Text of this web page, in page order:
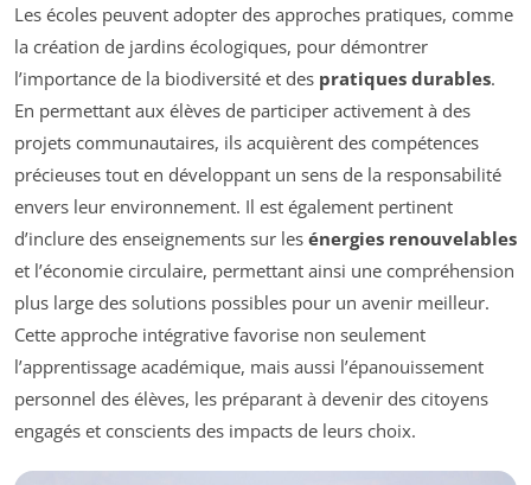
Les écoles peuvent adopter des approches pratiques, comme
la création de jardins écologiques, pour démontrer
l’importance de la biodiversité et des pratiques durables.
En permettant aux élèves de participer activement à des
projets communautaires, ils acquièrent des compétences
précieuses tout en développant un sens de la responsabilité
envers leur environnement. Il est également pertinent
d’inclure des enseignements sur les énergies renouvelables
et l’économie circulaire, permettant ainsi une compréhension
plus large des solutions possibles pour un avenir meilleur.
Cette approche intégrative favorise non seulement
l’apprentissage académique, mais aussi l’épanouissement
personnel des élèves, les préparant à devenir des citoyens
engagés et conscients des impacts de leurs choix.